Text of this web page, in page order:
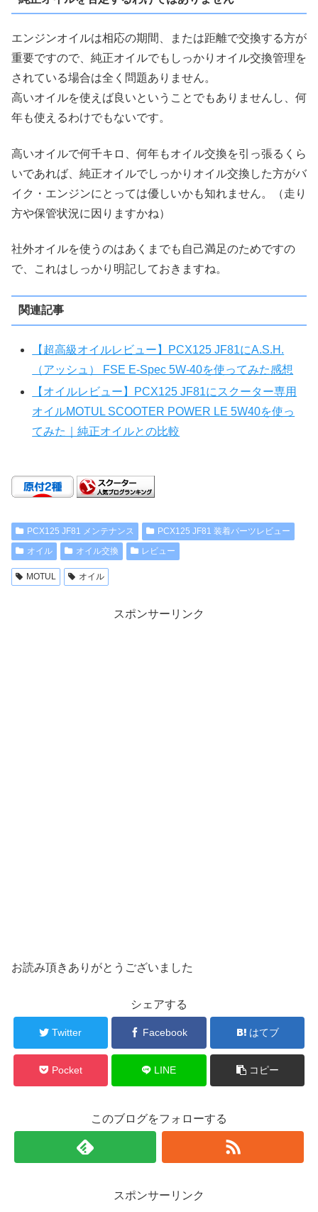
エンジンオイルは相応の期間、または距離で交換する方が
重要ですので、純正オイルでもしっかりオイル交換管理を
されている場合は全く問題ありません。
高いオイルを使えば良いということでもありませんし、何
年も使えるわけでもないです。
高いオイルで何千キロ、何年もオイル交換を引っ張るくら
いであれば、純正オイルでしっかりオイル交換した方がバ
イク・エンジンにとっては優しいかも知れません。（走り
方や保管状況に因りますかね）
社外オイルを使うのはあくまでも自己満足のためですの
で、これはしっかり明記しておきますね。
関連記事
【超高級オイルレビュー】PCX125 JF81にA.S.H.
（アッシュ） FSE E-Spec 5W-40を使ってみた感想
【オイルレビュー】PCX125 JF81にスクーター専用
オイルMOTUL SCOOTER POWER LE 5W40を使っ
てみた｜純正オイルとの比較
PCX125 JF81 メンテナンス
PCX125 JF81 装着パーツレビュー
オイル
オイル交換 レビュー
MOTUL オイル
スポンサーリンク
お読み頂きありがとうございました
シェアする
Twitter Facebook はてブ
Pocket LINE コピー
このブログをフォローする
スポンサーリンク